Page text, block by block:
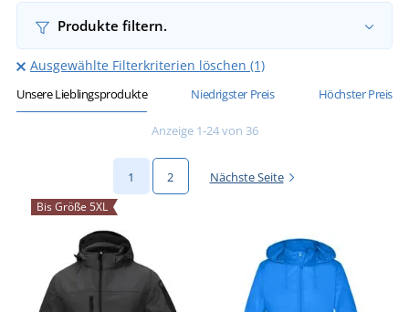
Produkte filtern.
Ausgewählte Filterkriterien löschen (1)
Unsere Lieblingsprodukte Niedrigster Preis Höchster Preis
Anzeige 1-24 von 36
1 2 Nächste Seite
Bis Größe 5XL